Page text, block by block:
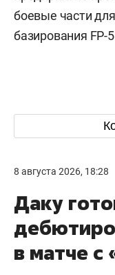
боевые части
базирования FP-
8 августа 2026, 18:28
Даку
в матче с